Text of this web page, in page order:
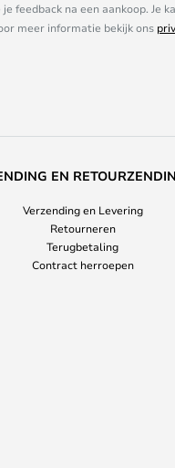
feedback na een aankoop. Je
meer informatie bekijk ons
EN
Verzending en Levering
Retourneren
Terugbetaling
Contract herroepen